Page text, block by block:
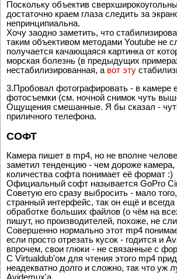
прицепленным экранчиком, в другой
Поскольку объектив
достаточно краем глаза следить за
непринципиальна.
Хочу заодно заметить, что
таким объективом методами Youtube не
получается качающаяся картинка от
морская болезнь (в предыдущих
нестабилизированная, а
3.Пробовал фотографировать - в камере
фотосъемки (см. ночной снимок чуть
Ощущения смешанные. Я бы сказал -
Камера пишет в mp4, но не вполне
заметил тенденцию - чем дороже камера,
количества софта понимает её формат :)
Официальный софт называется GoPro
Советую его сразу выбросить - мало того,
странный интерфейс, так он ещё и всегда
обработке больших файлов (о чём на
пишут, но производителей, похоже, не
Совершенно нормально этот mp4
если просто отрезать кусок - годится и
впрочем, свои глюки - не связанные с
С Virtualdub'ом для чтения этого mp4